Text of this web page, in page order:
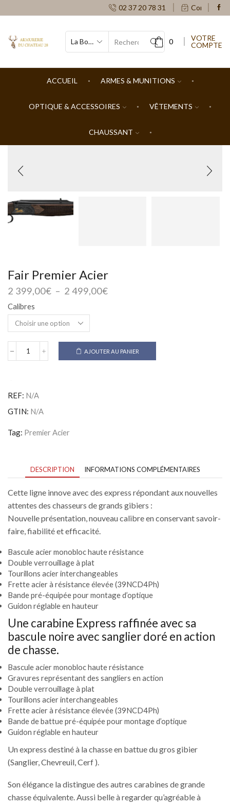
02 37 20 78 31 Contacts
SEARCH
0
VOTRE
COMPTE
ACCUEIL ARMES & MUNITIONS
OPTIQUE & ACCESSOIRES VÊTEMENTS
CHAUSSANT
Fair Premier Acier
2 399,00€ – 2 499,00€Plage
à
2
Calibres
quantité
Acier
AJOUTER AU PANIER
REF: N/A
GTIN: N/A
Tag: Premier Acier
DESCRIPTION INFORMATIONS COMPLÉMENTAIRES
Cette ligne innove avec des express répondant aux nouvelles
attentes des chasseurs de grands gibiers :
Nouvelle présentation, nouveau calibre en conservant savoir-
faire, fiabilité et efficacité.
Bascule acier monobloc haute résistance
Double verrouillage à plat
Tourillons acier interchangeables
Frette acier à résistance élevée (39NCD4Ph)
Bande pré-équipée pour montage d’optique
Guidon réglable en hauteur
Une carabine Express raffinée avec sa
bascule noire avec sanglier doré en action
de chasse.
Bascule acier monobloc haute résistance
Gravures représentant des sangliers en action
Double verrouillage à plat
Tourillons acier interchangeables
Frette acier à résistance élevée (39NCD4Ph)
Bande de battue pré-équipée pour montage d’optique
Guidon réglable en hauteur
Un express destiné à la chasse en battue du gros gibier
(Sanglier, Chevreuil, Cerf ).
Son élégance la distingue des autres carabines de grande
chasse équivalente. Aussi belle à regarder qu’agréable à